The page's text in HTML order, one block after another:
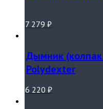
7 279 ₽
Дымник
Polydexter
6 220 ₽